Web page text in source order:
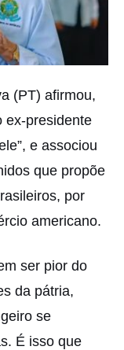
(PT) afirmou,
ex-presidente
e associou
que propõe
por
americano.
ser pior do
da pátria,
se
É isso que